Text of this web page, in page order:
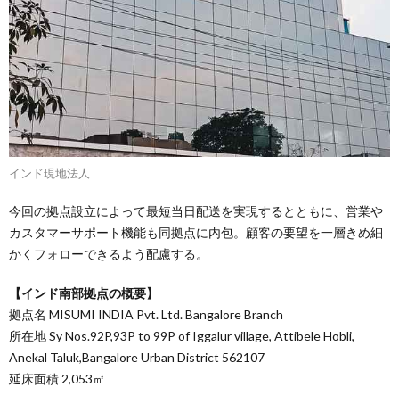
インド現地法人
今回の拠点設立によって最短当日配送を実現するとともに、営業や
カスタマーサポート機能も同拠点に内包。顧客の要望を一層きめ細
かくフォローできるよう配慮する。
【インド南部拠点の概要】
拠点名 MISUMI INDIA Pvt. Ltd. Bangalore Branch
所在地 Sy Nos.92P,93P to 99P of Iggalur village, Attibele Hobli,
Anekal Taluk,Bangalore Urban District 562107
延床面積 2,053㎡